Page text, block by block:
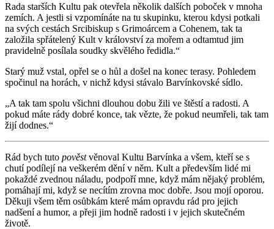
Rada starších Kultu pak otevřela několik dalších poboček v mnoha
zemích. A jestli si vzpomínáte na tu skupinku, kterou kdysi potkali
na svých cestách Srcibiskup s Grimoárcem a Cohenem, tak ta
založila spřátelený Kult v království za mořem a odtamtud jim
pravidelně posílala soudky skvělého ředidla.“
Starý muž vstal, opřel se o hůl a došel na konec terasy. Pohledem
spočinul na horách, v nichž kdysi stávalo Barvínkovské sídlo.
„A tak tam spolu všichni dlouhou dobu žili ve štěstí a radosti. A
pokud máte rády dobré konce, tak vězte, že pokud neumřeli, tak tam
žijí dodnes.“
Rád bych tuto pověstvěnoval Kultu Barvínka a všem, kteří se s
chutí podílejí na veškerém dění v něm. Kult a především lidé mi
pokaždé zvednou náladu, podpoří mne, když mám nějaký problém,
pomáhají mi, když se necítím zrovna moc dobře. Jsou mojí oporou.
Děkuji všem těm osůbkám které mám opravdu rád pro jejich
nadšení a humor, a přeji jim hodně radosti i v jejich skutečném
životě.